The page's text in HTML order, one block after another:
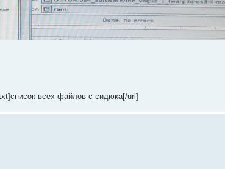
всех файлов с сидюка[/url]